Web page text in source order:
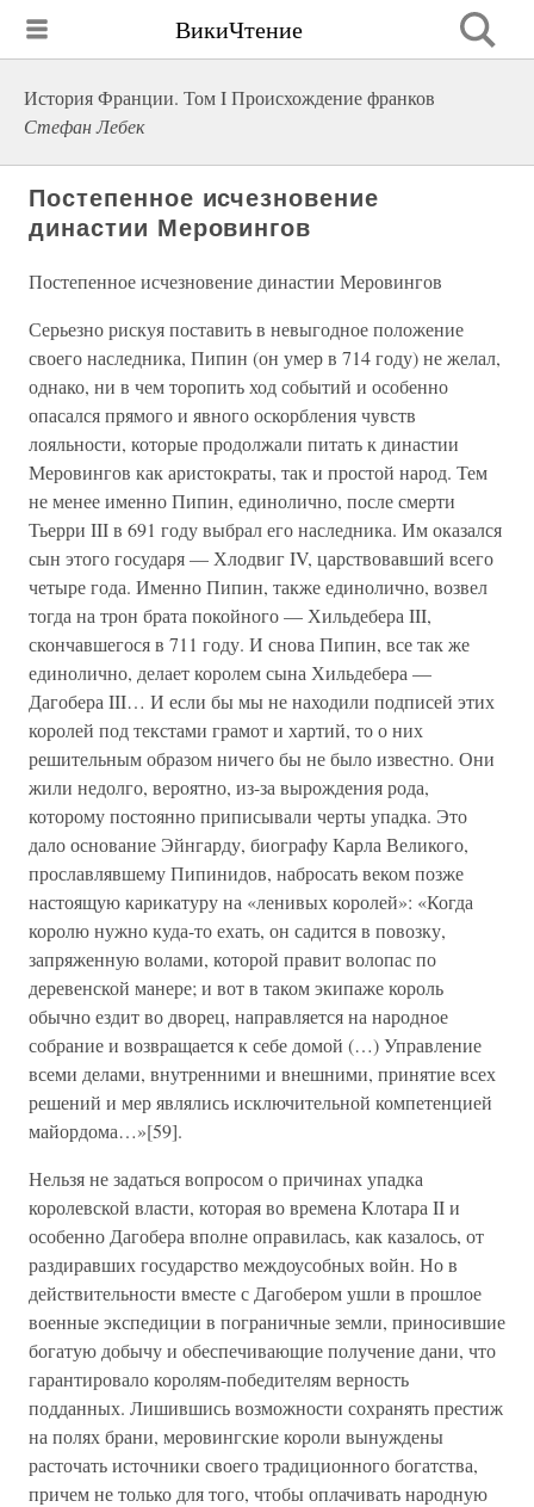
ВикиЧтение
История Франции. Том I Происхождение франков
Стефан Лебек
Постепенное исчезновение
династии Меровингов
Постепенное исчезновение династии Меровингов
Серьезно рискуя поставить в невыгодное положение
своего наследника, Пипин (он умер в 714 году) не желал,
однако, ни в чем торопить ход событий и особенно
опасался прямого и явного оскорбления чувств
лояльности, которые продолжали питать к династии
Меровингов как аристократы, так и простой народ. Тем
не менее именно Пипин, единолично, после смерти
Тьерри III в 691 году выбрал его наследника. Им оказался
сын этого государя — Хлодвиг IV, царствовавший всего
четыре года. Именно Пипин, также единолично, возвел
тогда на трон брата покойного — Хильдебера III,
скончавшегося в 711 году. И снова Пипин, все так же
единолично, делает королем сына Хильдебера —
Дагобера III… И если бы мы не находили подписей этих
королей под текстами грамот и хартий, то о них
решительным образом ничего бы не было известно. Они
жили недолго, вероятно, из-за вырождения рода,
которому постоянно приписывали черты упадка. Это
дало основание Эйнгарду, биографу Карла Великого,
прославлявшему Пипинидов, набросать веком позже
настоящую карикатуру на «ленивых королей»: «Когда
королю нужно куда-то ехать, он садится в повозку,
запряженную волами, которой правит волопас по
деревенской манере; и вот в таком экипаже король
обычно ездит во дворец, направляется на народное
собрание и возвращается к себе домой (…) Управление
всеми делами, внутренними и внешними, принятие всех
решений и мер являлись исключительной компетенцией
майордома…»[59].
Нельзя не задаться вопросом о причинах упадка
королевской власти, которая во времена Клотара II и
особенно Дагобера вполне оправилась, как казалось, от
раздиравших государство междоусобных войн. Но в
действительности вместе с Дагобером ушли в прошлое
военные экспедиции в пограничные земли, приносившие
богатую добычу и обеспечивающие получение дани, что
гарантировало королям-победителям верность
подданных. Лишившись возможности сохранять престиж
на полях брани, меровингские короли вынуждены
расточать источники своего традиционного богатства,
причем не только для того, чтобы оплачивать народную